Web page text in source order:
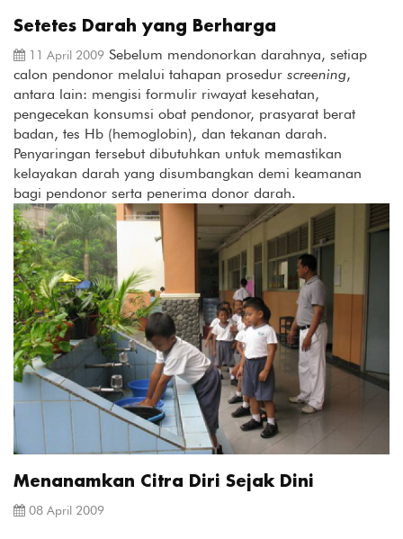
Setetes Darah yang Berharga
11 April 2009 Sebelum mendonorkan darahnya, setiap
calon pendonor melalui tahapan prosedur screening,
antara lain: mengisi formulir riwayat kesehatan,
pengecekan konsumsi obat pendonor, prasyarat berat
badan, tes Hb (hemoglobin), dan tekanan darah.
Penyaringan tersebut dibutuhkan untuk memastikan
kelayakan darah yang disumbangkan demi keamanan
bagi pendonor serta penerima donor darah.
Menanamkan Citra Diri Sejak Dini
08 April 2009